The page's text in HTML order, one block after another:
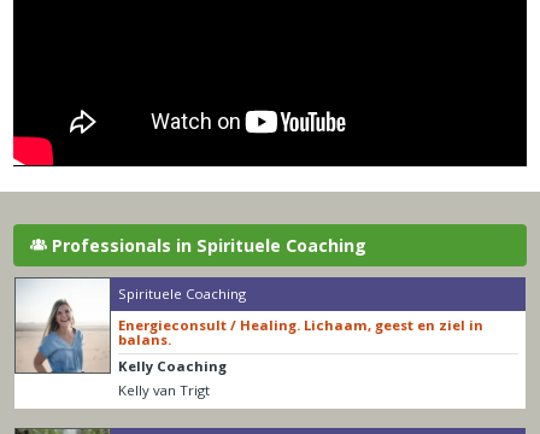
Professionals in Spirituele Coaching
Spirituele Coaching
Energieconsult / Healing. Lichaam, geest en ziel in
balans.
Kelly Coaching
Kelly van Trigt